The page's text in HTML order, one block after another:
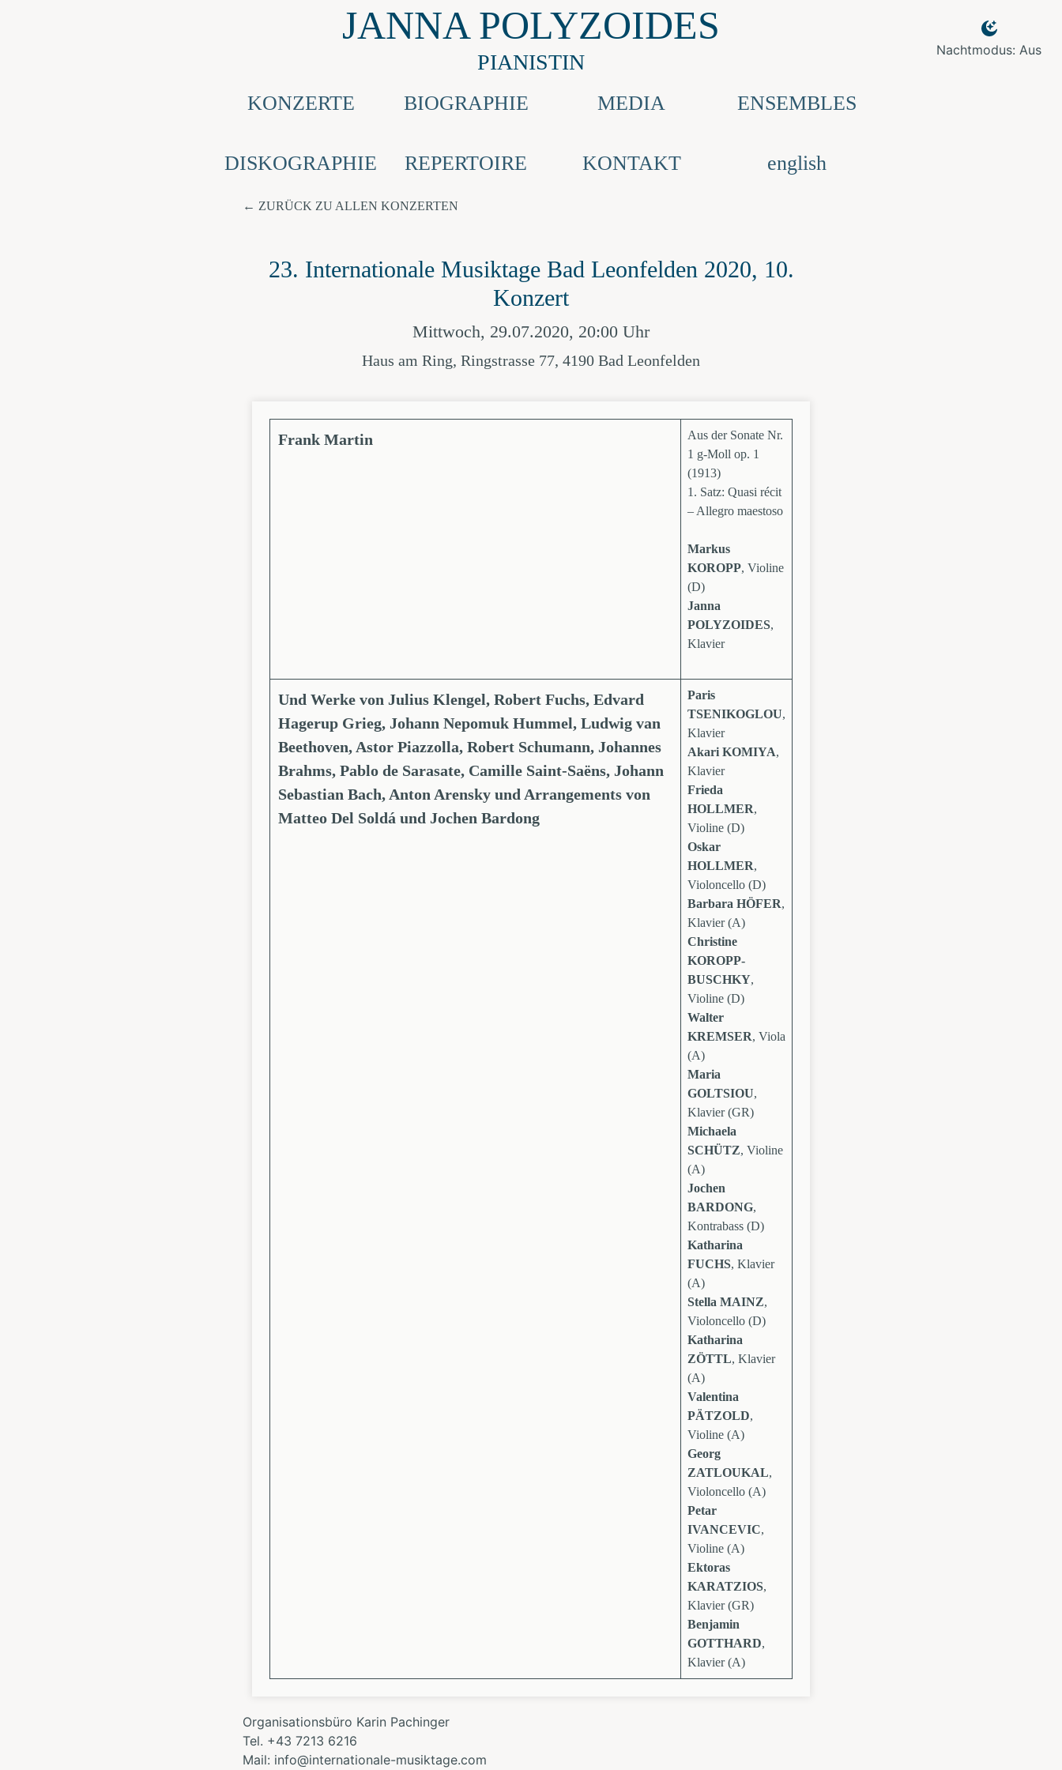
JANNA POLYZOIDES
PIANISTIN
KONZERTE BIOGRAPHIE MEDIA ENSEMBLES
DISKOGRAPHIE REPERTOIRE KONTAKT english
ZURÜCK ZU ALLEN KONZERTEN
23. Internationale Musiktage Bad Leonfelden 2020, 10.
Konzert
Mittwoch, 29.07.2020, 20:00 Uhr
Haus am Ring, Ringstrasse 77, 4190 Bad Leonfelden
Frank Martin
Aus der Sonate Nr.
1 g-Moll op. 1
(1913)
1. Satz: Quasi récit
– Allegro maestoso
Markus
KOROPP, Violine
(D)
Janna
POLYZOIDES,
Klavier
Und Werke von Julius Klengel, Robert Fuchs, Edvard
Hagerup Grieg, Johann Nepomuk Hummel, Ludwig van
Beethoven, Astor Piazzolla, Robert Schumann, Johannes
Brahms, Pablo de Sarasate, Camille Saint-Saëns, Johann
Sebastian Bach, Anton Arensky und Arrangements von
Matteo Del Soldá und Jochen Bardong
Paris
TSENIKOGLOU,
Klavier
Akari KOMIYA,
Klavier
Frieda
HOLLMER,
Violine (D)
Oskar
HOLLMER,
Violoncello (D)
Barbara HÖFER,
Klavier (A)
Christine
KOROPP-
BUSCHKY,
Violine (D)
Walter
KREMSER, Viola
(A)
Maria
GOLTSIOU,
Klavier (GR)
Michaela
SCHÜTZ, Violine
(A)
Jochen
BARDONG,
Kontrabass (D)
Katharina
FUCHS, Klavier
(A)
Stella MAINZ,
Violoncello (D)
Katharina
ZÖTTL, Klavier
(A)
Valentina
PÄTZOLD,
Violine (A)
Georg
ZATLOUKAL,
Violoncello (A)
Petar
IVANCEVIC,
Violine (A)
Ektoras
KARATZIOS,
Klavier (GR)
Benjamin
GOTTHARD,
Klavier (A)
Organisationsbüro Karin Pachinger
Tel. +43 7213 6216
Mail: info@internationale-musiktage.com
Nachtmodus: Aus